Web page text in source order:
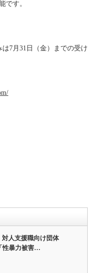
です。
7月31日（金）までの受け
対人支援職向け団体
性暴力被害…